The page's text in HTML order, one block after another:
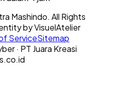
Mashindo. All Rights
by VisuelAtelier
ServiceSitemap
· PT Juara Kreasi